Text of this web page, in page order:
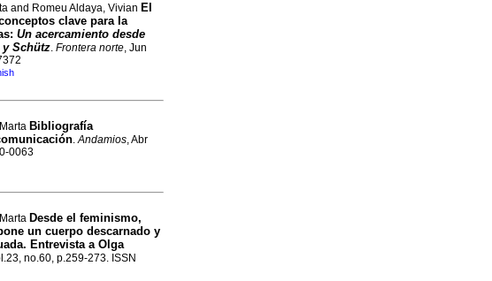
and Romeu Aldaya, Vivian El
clave para la
: Un acercamiento desde
Schütz. Frontera norte, Jun
Bibliografía
.Andamios, Abr
0063
Desde el feminismo,
un cuerpo descarnado y
Entrevista a Olga
no.60, p.259-273. ISSN